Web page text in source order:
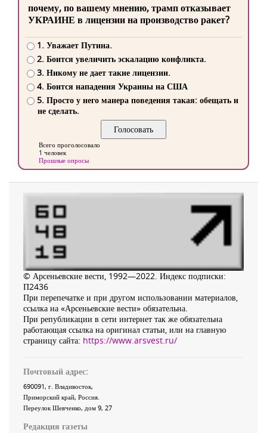
почему, по вашему мнению, трамп отказывает
УКРАИНЕ в лицензии на производство ракет?
1. Уважает Путина.
2. Боится увеличить эскалацию конфликта.
3. Никому не дает такие лицензии.
4. Боится нападения Украины на США
5. Просто у него манера поведения такая: обещать и
не сделать.
Всего проголосовало
1 человек
Прошлые опросы
© Арсеньевские вести, 1992—2022. Индекс подписки:
П2436
При перепечатке и при другом использовании материалов,
ссылка на «Арсеньевские вести» обязательна.
При републикации в сети интернет так же обязательна
работающая ссылка на оригинал статьи, или на главную
страницу сайта: https://www.arsvest.ru/
Почтовый адрес:
690091, г. Владивосток,
Приморский край, Россия
Переулок Шевченко, дом 9, 27
Редакция газеты